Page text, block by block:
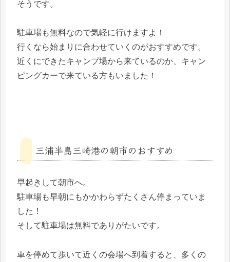
そうです。
駐車場も無料なので気軽に行けますよ！
行くなら始まりに合わせていくのがおすすめです。
近くにできたキャンプ場から来ているのか、キャン
ピングカーで来ている方もいました！
三浦半島三崎港の朝市のおすすめ
早起きして朝市へ。
駐車場も早朝にもかかわらずたくさん停まっていま
した！
そして駐車場は無料でありがたいです。
車を停めて歩いて近くの会場へ到着すると、多くの